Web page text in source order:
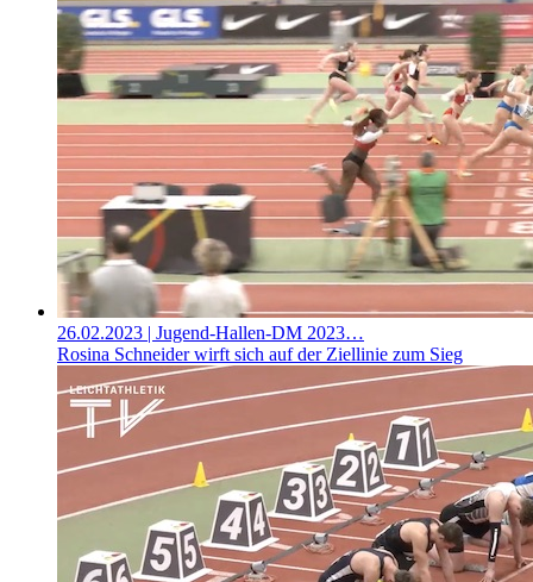
26.02.2023 | Jugend-Hallen-DM 2023…
Rosina Schneider wirft sich auf der Ziellinie zum Sieg